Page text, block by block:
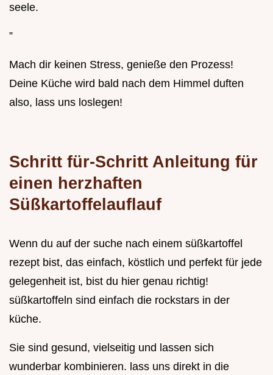
seele.
”
Mach dir keinen Stress, genieße den Prozess!
Deine Küche wird bald nach dem Himmel duften
also, lass uns loslegen!
Schritt für-Schritt Anleitung für
einen herzhaften
Süßkartoffelauflauf
Wenn du auf der suche nach einem süßkartoffel
rezept bist, das einfach, köstlich und perfekt für jede
gelegenheit ist, bist du hier genau richtig!
süßkartoffeln sind einfach die rockstars in der
küche.
Sie sind gesund, vielseitig und lassen sich
wunderbar kombinieren. lass uns direkt in die